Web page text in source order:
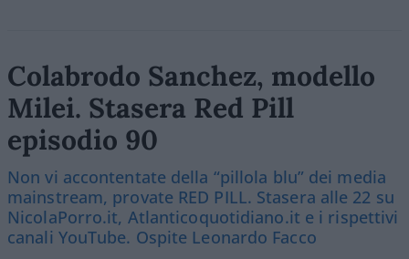
Colabrodo Sanchez, modello
Milei. Stasera Red Pill
episodio 90
Non vi accontentate della “pillola blu” dei media
mainstream, provate RED PILL. Stasera alle 22 su
NicolaPorro.it, Atlanticoquotidiano.it e i rispettivi
canali YouTube. Ospite Leonardo Facco